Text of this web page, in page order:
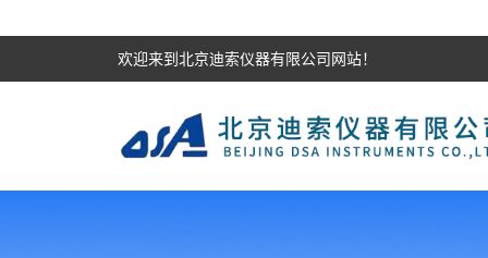
欢迎来到北京迪索仪器有限公司网站！